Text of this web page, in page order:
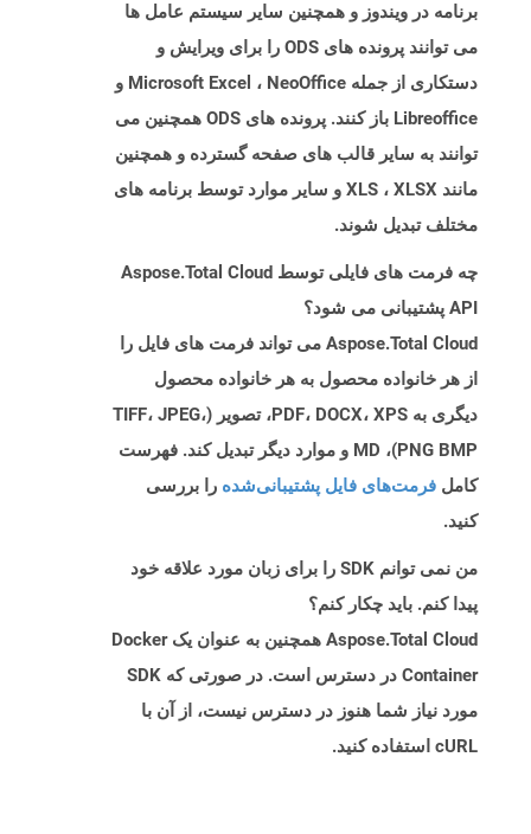
برنامه در ویندوز و همچنین سایر سیستم عامل ها
می توانند پرونده های ODS را برای ویرایش و
دستکاری از جمله Microsoft Excel ، NeoOffice و
Libreoffice باز کنند. پرونده های ODS همچنین می
توانند به سایر قالب های صفحه گسترده و همچنین
مانند XLS ، XLSX و سایر موارد توسط برنامه های
مختلف تبدیل شوند.
چه فرمت های فایلی توسط Aspose.Total Cloud
API پشتیبانی می شود؟
Aspose.Total Cloud می تواند فرمت های فایل را
از هر خانواده محصول به هر خانواده محصول
دیگری به PDF، DOCX، XPS، تصویر (TIFF، JPEG،
PNG BMP)، MD و موارد دیگر تبدیل کند. فهرست
کامل فرمت‌های فایل پشتیبانی‌شده را بررسی
کنید.
من نمی توانم SDK را برای زبان مورد علاقه خود
پیدا کنم. باید چکار کنم؟
Aspose.Total Cloud همچنین به عنوان یک Docker
Container در دسترس است. در صورتی که SDK
مورد نیاز شما هنوز در دسترس نیست، از آن با
cURL استفاده کنید.